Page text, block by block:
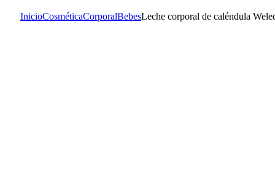
InicioCosméticaCorporalBebesLeche corporal de caléndula